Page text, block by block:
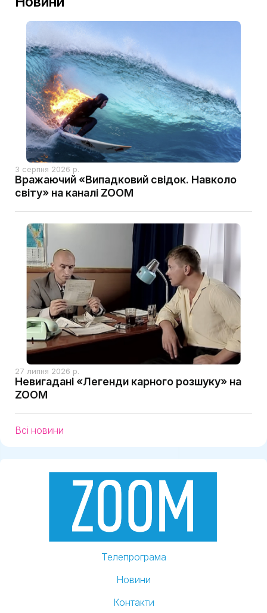
3 серпня 2026 р.
Вражаючий «Випадковий свідок. Навколо
світу» на каналі ZOOM
27 липня 2026 р.
Невигадані «Легенди карного розшуку» на
ZOOM
Всі новини
Телепрограма
Новини
Контакти